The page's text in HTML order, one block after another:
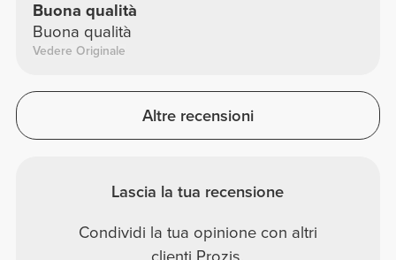
Buona qualità
Buona qualità
Vedere Originale
Altre recensioni
Lascia la tua recensione
Condividi la tua opinione con altri